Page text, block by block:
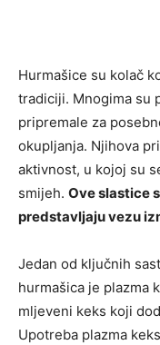
Hurmašice su kolač
tradiciji. Mnogima su
pripremale za
okupljanja. Njihova
aktivnost, u kojoj su
smijeh. Ove slastice
predstavljaju vezu
Jedan od ključnih
hurmašica je plazma
mljeveni keks koji
Upotreba plazma